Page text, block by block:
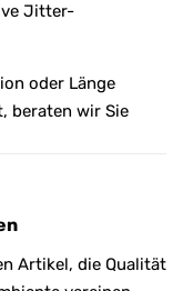
Jitter-
oder Länge
beraten wir Sie
Artikel, die Qualität